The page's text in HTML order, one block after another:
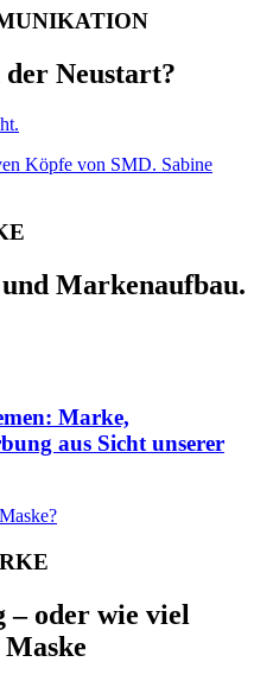
Neustart?
Markenaufbau.
Mar­ke,
aus Sicht unserer
oder wie viel